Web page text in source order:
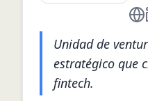
Unidad de
estratégico que
fintech.